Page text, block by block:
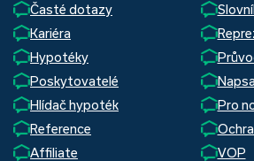
Časté dotazy
Kariéra
Hypotéky
Poskytovatelé
Hlídač hypoték
Pro
Reference
Affiliate
VOP